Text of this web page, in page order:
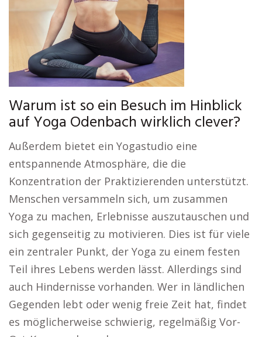
Warum ist so ein Besuch im Hinblick
auf Yoga Odenbach wirklich clever?
Außerdem bietet ein Yogastudio eine
entspannende Atmosphäre, die die
Konzentration der Praktizierenden unterstützt.
Menschen versammeln sich, um zusammen
Yoga zu machen, Erlebnisse auszutauschen und
sich gegenseitig zu motivieren. Dies ist für viele
ein zentraler Punkt, der Yoga zu einem festen
Teil ihres Lebens werden lässt. Allerdings sind
auch Hindernisse vorhanden. Wer in ländlichen
Gegenden lebt oder wenig freie Zeit hat, findet
es möglicherweise schwierig, regelmäßig Vor-